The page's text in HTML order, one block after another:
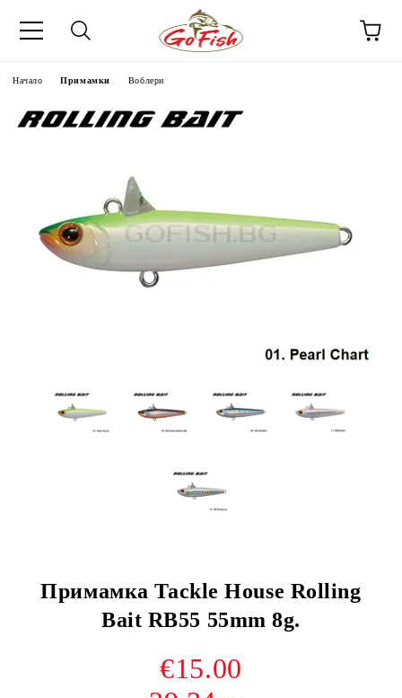
Начало Примамки Воблери
Примамка Tackle House Rolling
Bait RB55 55mm 8g.
€15.00